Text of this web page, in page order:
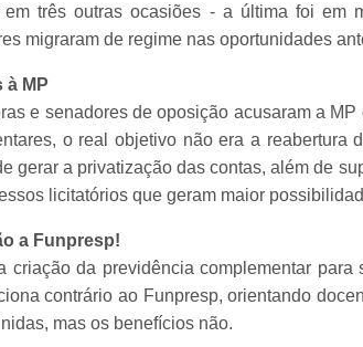
em três outras ocasiões - a última foi em
migraram de regime nas oportunidades
à MP
e senadores de oposição acusaram a
o real objetivo não era a reabertura
gerar a privatização das contas, além de
licitatórios que geram maior
a Funpresp!
criação da previdência complementar
contrário ao Funpresp, orientando
mas os benefícios não.